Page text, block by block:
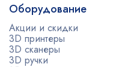
Оборудование
Акции и скидки
3D принтеры
3D сканеры
3D ручки